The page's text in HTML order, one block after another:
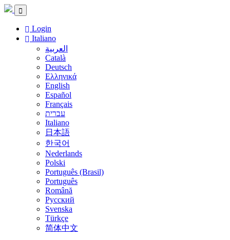
Login
Italiano
العربية
Català
Deutsch
Ελληνικά
English
Español
Français
עברית
Italiano
日本語
한국어
Nederlands
Polski
Português (Brasil)
Português
Română
Русский
Svenska
Türkçe
简体中文